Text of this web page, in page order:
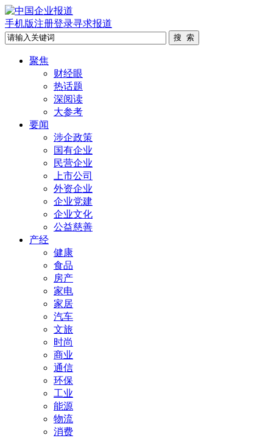
手机版注册登录寻求报道
聚焦
财经眼
热话题
深阅读
大参考
要闻
涉企政策
国有企业
民营企业
上市公司
外资企业
企业党建
企业文化
公益慈善
产经
健康
食品
房产
家电
家居
汽车
文旅
时尚
商业
通信
环保
工业
能源
物流
消费